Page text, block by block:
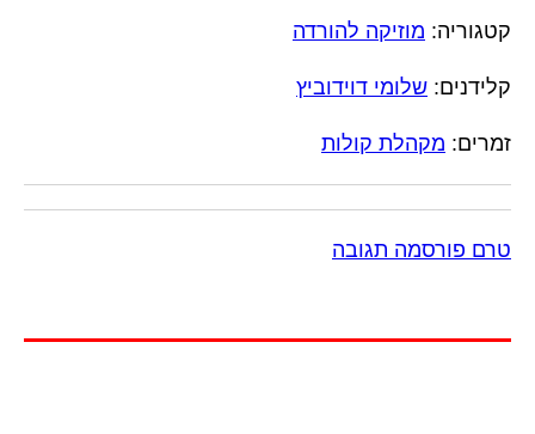
קטגוריה: מוזיקה להורדה
קלידנים: שלומי דוידוביץ
זמרים: מקהלת קולות
טרם פורסמה תגובה